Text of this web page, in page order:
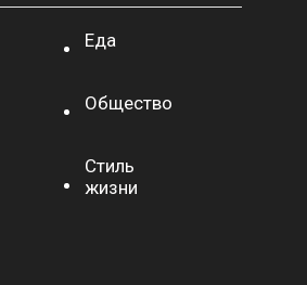
Еда
Общество
Стиль
жизни